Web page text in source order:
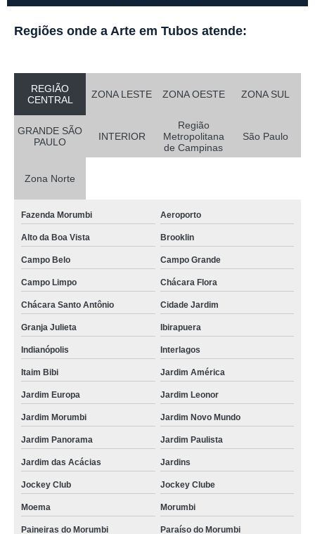
Regiões onde a Arte em Tubos atende:
REGIÃO
CENTRAL
ZONA LESTE ZONA OESTE ZONA SUL
GRANDE SÃO
PAULO
INTERIOR
Região
Metropolitana
de Campinas
São Paulo
Zona Norte
Fazenda Morumbi Aeroporto
Alto da Boa Vista Brooklin
Campo Belo Campo Grande
Campo Limpo Chácara Flora
Chácara Santo Antônio Cidade Jardim
Granja Julieta Ibirapuera
Indianópolis Interlagos
Itaim Bibi Jardim América
Jardim Europa Jardim Leonor
Jardim Morumbi Jardim Novo Mundo
Jardim Panorama Jardim Paulista
Jardim das Acácias Jardins
Jockey Club Jockey Clube
Moema Morumbi
Paineiras do Morumbi Paraíso do Morumbi